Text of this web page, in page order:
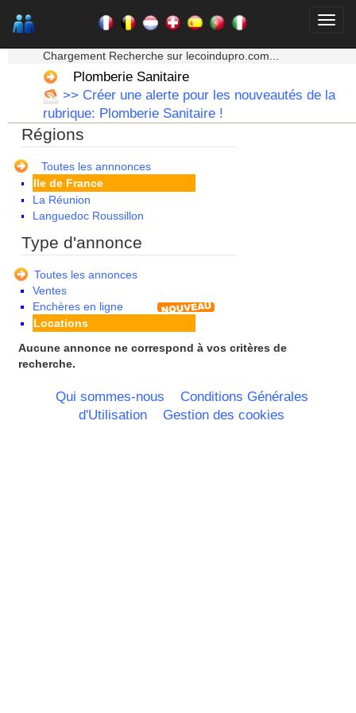
Chargement Recherche sur lecoindupro.com...
Plomberie Sanitaire
>> Créer une alerte pour les nouveautés de la
rubrique: Plomberie Sanitaire !
Régions
Toutes les annnonces
Basse Normandie
Bretagne
Centre
Champagne Ardenne
Corse
Franche Comte - Suisse
Guadeloupe
Guyane
Haute Normandie
Ile de France
La Réunion
Languedoc Roussillon
Lorraine
Mayotte
Midi Pyrenees - Espagne -
Portugal
Nord Pas de Calais - Belgique -
Pays Bas
Pays de la Loire
Poitou Charentes
Principauté de Monaco
Provence Alpes Cote d'Azur -
Type d'annonce
Toutes les annonces
Ventes
Enchères en ligne
Locations
Aucune annonce ne correspond à vos critères de
recherche.
Qui sommes-nous
Conditions Générales
d'Utilisation
Gestion des cookies